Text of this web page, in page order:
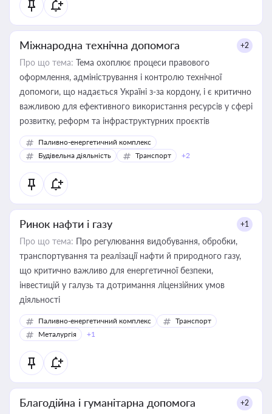
Міжнародна технічна допомога +2
Про що тема: Тема охоплює процеси правового
оформлення, адміністрування і контролю технічної
допомоги, що надається Україні з-за кордону, і є критично
важливою для ефективного використання ресурсів у сфері
розвитку, реформ та інфраструктурних проєктів
Паливно-енергетичний комплекс
Будівельна діяльність
Транспорт +2
Ринок нафти і газу +1
Про що тема: Про регулювання видобування, обробки,
транспортування та реалізації нафти й природного газу,
що критично важливо для енергетичної безпеки,
інвестицій у галузь та дотримання ліцензійних умов
діяльності
Паливно-енергетичний комплекс
Транспорт
Металургія
+1
Благодійна і гуманітарна допомога +2